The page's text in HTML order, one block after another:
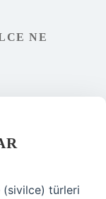
NE
(sivilce) türleri